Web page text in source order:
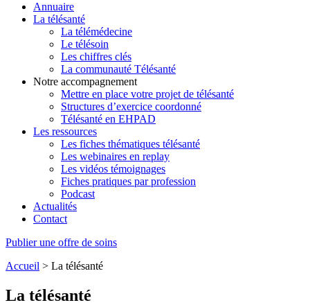
Annuaire
La télésanté
La télémédecine
Le télésoin
Les chiffres clés
La communauté Télésanté
Notre accompagnement
Mettre en place votre projet de télésanté
Structures d’exercice coordonné
Télésanté en EHPAD
Les ressources
Les fiches thématiques télésanté
Les webinaires en replay
Les vidéos témoignages
Fiches pratiques par profession
Podcast
Actualités
Contact
Publier une offre de soins
Accueil > La télésanté
La télésanté